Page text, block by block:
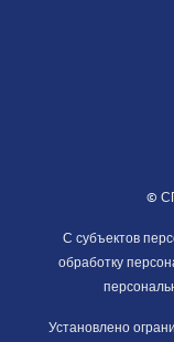
©
С субъектов
обработку
Установлено